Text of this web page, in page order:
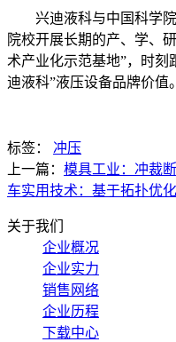
兴迪液科与中国科学院
院校开展长期的产、学、
术产业化示范基地”，时刻
迪液科”液压设备品牌价值。
标签： 冲压
上一篇： 模具工业：冲裁
车实用技术：基于拓扑优
关于我们
企业概况
企业实力
销售网络
企业历程
下载中心